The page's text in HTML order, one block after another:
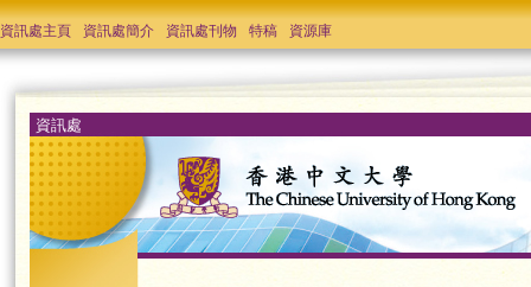
資訊處主頁 資訊處簡介 資訊處刊物 特稿 資源庫
資訊處